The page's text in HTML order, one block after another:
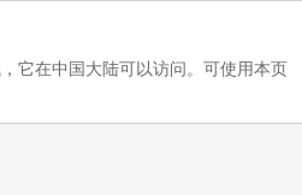
它在中国大陆可以访问。可使用本页